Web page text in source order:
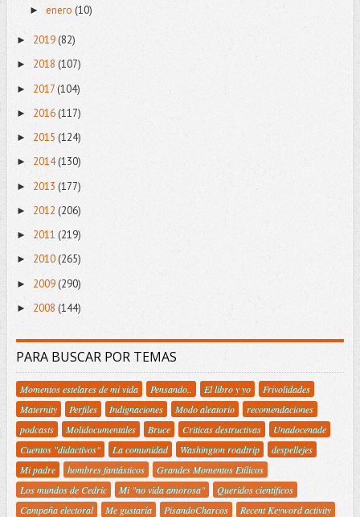
► enero (10)
► 2019 (82)
► 2018 (107)
► 2017 (104)
► 2016 (117)
► 2015 (124)
► 2014(130)
► 2013 (177)
► 2012 (206)
► 2011 (219)
► 2010 (265)
► 2009 (290)
► 2008 (144)
PARA BUSCAR POR TEMAS
Momentos estelares de mi vida Pensando.. El libro y yo
Frivolidades
Maternity
Perfiles Indignaciones Modo aleatorio
recomendaciones
podcasts
Molidocumentales Bruce Criticas destructivas
Unadocenade
Cuentos "didactivos"
La comunidad Washington roadtrip
despellejes
Mi padre
hombres fantásticos
Grandes Momentos Etílicos
Los mundos de Cedric
Mi "no vida amorosa"
Queridos científicos
Campaña electoral
Me gustaría PisandoCharcos
Recent Keyword activity